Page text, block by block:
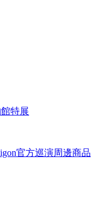
特展
官方巡演周邊商品